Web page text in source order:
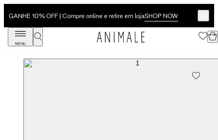
GANHE 10% OFF | Compre online e retire em lojaSHOP NOW
MENU